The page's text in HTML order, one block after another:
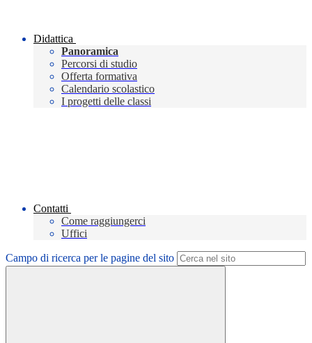
Didattica
Panoramica
Percorsi di studio
Offerta formativa
Calendario scolastico
I progetti delle classi
Contatti
Come raggiungerci
Uffici
Campo di ricerca per le pagine del sito